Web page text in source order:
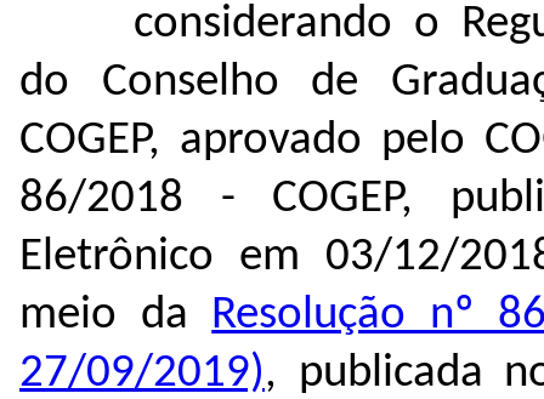
considerando o
do Conselho de
COGEP, aprovado pelo
86/2018 - COGEP,
Eletrônico em 03/12/
meio da Resolução nº
27/09/2019), publicada